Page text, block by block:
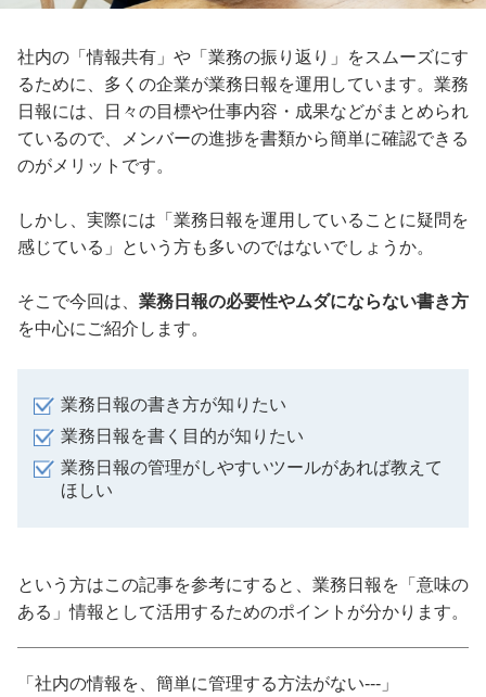
社内の「情報共有」や「業務の振り返り」をスムーズにす
るために、多くの企業が業務日報を運用しています。業務
日報には、日々の目標や仕事内容・成果などがまとめられ
ているので、メンバーの進捗を書類から簡単に確認できる
のがメリットです。
しかし、実際には「業務日報を運用していることに疑問を
感じている」という方も多いのではないでしょうか。
そこで今回は、 業務日報の必要性やムダにならない書き方
を中心にご紹介します。
業務日報の書き方が知りたい
業務日報を書く目的が知りたい
業務日報の管理がしやすいツールがあれば教えて
ほしい
という方はこの記事を参考にすると、業務日報を「意味の
ある」情報として活用するためのポイントが分かります。
「社内の情報を、簡単に管理する方法がない---」